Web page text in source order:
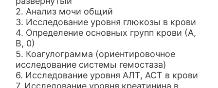
2. Анализ мочи общий
3. Исследование уровня глюкозы в крови
4. Определение основных групп крови (А,
В, 0)
5. Коагулограмма (ориентировочное
исследование системы гемостаза)
6. Исследование уровня АЛТ, АСТ в крови
7. Исследование уровня креатинина в